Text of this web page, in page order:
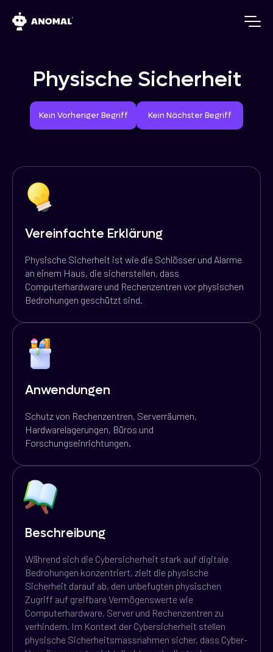
Physische Sicherheit
Vorheriger Begriff
Kein Vorheriger Begriff Nächster Begriff
Kein Nächster Begriff
Vereinfachte Erklärung
Physische Sicherheit ist wie die Schlösser und Alarme
an einem Haus, die sicherstellen, dass
Computerhardware und Rechenzentren vor physischen
Bedrohungen geschützt sind.
Anwendungen
Schutz von Rechenzentren, Serverräumen,
Hardwarelagerungen, Büros und
Forschungseinrichtungen.
Beschreibung
Während sich die Cybersicherheit stark auf digitale
Bedrohungen konzentriert, zielt die physische
Sicherheit darauf ab, den unbefugten physischen
Zugriff auf greifbare Vermögenswerte wie
Computerhardware, Server und Rechenzentren zu
verhindern. Im Kontext der Cybersicherheit stellen
physische Sicherheitsmassnahmen sicher, dass Cyber-